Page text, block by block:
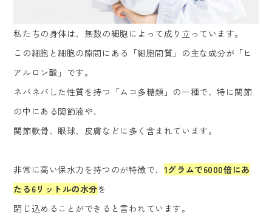
私たちの身体は、無数の細胞によって成り立っています。
この細胞と細胞の隙間にある「細胞間質」の主な成分が「ヒ
アルロン酸」です。
ネバネバした性質を持つ「ムコ多糖類」の一種で、特に関節
の中にある関節液や、
関節軟骨、眼球、皮膚などに多く含まれています。
非常に高い保水力を持つのが特徴で、 1グラムで6000倍にあ
たる6リットルの水分を
閉じ込めることができると言われています。